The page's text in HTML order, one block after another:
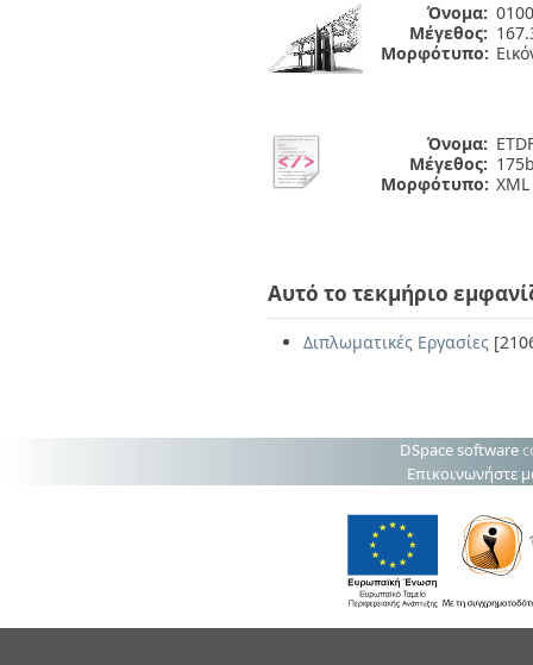
Όνομα:
Μέγεθος:
Μορφότυπο:
Όνομα:
Μέγεθος:
Μορφότυπο: XML
Αυτό το τεκμήριο
Διπλωματικές Εργασίες
DSpace software
Επικοινωνήστε